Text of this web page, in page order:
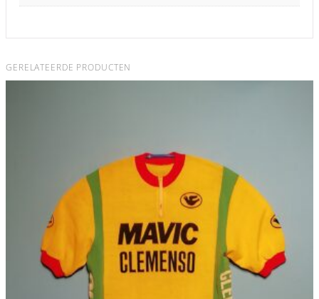
GERELATEERDE PRODUCTEN